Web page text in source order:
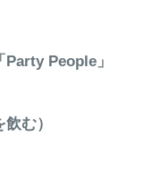
People」
む）